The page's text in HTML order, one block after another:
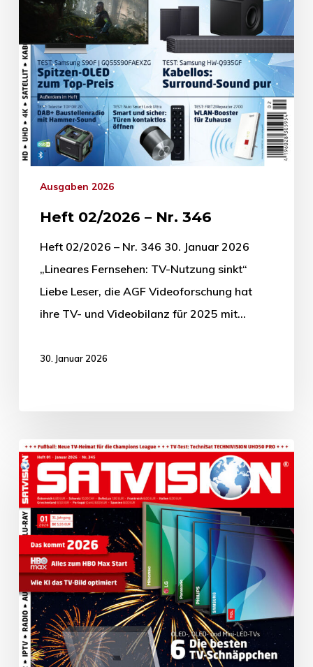
Ausgaben 2026
Heft 02/2026 – Nr. 346
Heft 02/2026 – Nr. 346 30. Januar 2026
„Lineares Fernsehen: TV-Nutzung sinkt“
Liebe Leser, die AGF Videoforschung hat
ihre TV- und Videobilanz für 2025 mit…
30. Januar 2026